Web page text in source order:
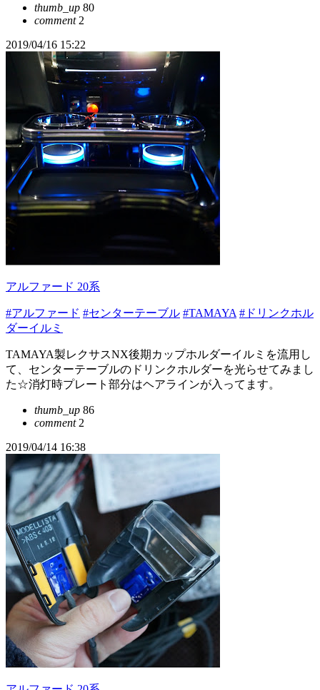
thumb_up 80
comment2
2019/04/16 15:22
アルファード 20系
#アルファード #センターテーブル #TAMAYA #ドリンクホル
ダーイルミ
TAMAYA製レクサスNX後期カップホルダーイルミを流用し
て、センターテーブルのドリンクホルダーを光らせてみまし
た☆消灯時プレート部分はヘアラインが入ってます。
thumb_up 86
comment2
2019/04/14 16:38